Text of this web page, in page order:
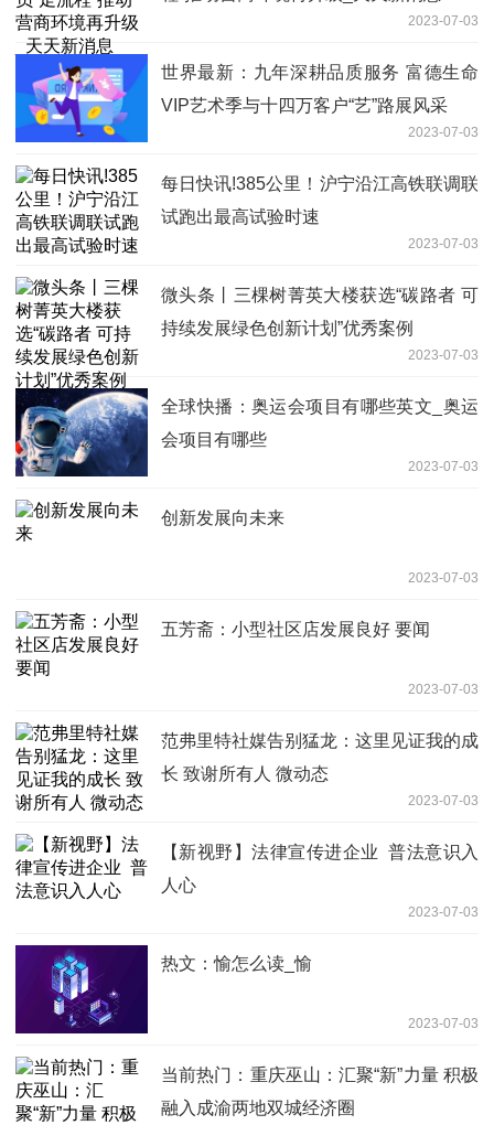
2023-07-03
世界最新：九年深耕品质服务 富德生命
VIP艺术季与十四万客户“艺”路展风采
2023-07-03
每日快讯!385公里！沪宁沿江高铁联调联
试跑出最高试验时速
2023-07-03
微头条丨三棵树菁英大楼获选“碳路者 可
持续发展绿色创新计划”优秀案例
2023-07-03
全球快播：奥运会项目有哪些英文_奥运
会项目有哪些
2023-07-03
创新发展向未来
2023-07-03
五芳斋：小型社区店发展良好 要闻
2023-07-03
范弗里特社媒告别猛龙：这里见证我的成
长 致谢所有人 微动态
2023-07-03
【新视野】法律宣传进企业 普法意识入
人心
2023-07-03
热文：愉怎么读_愉
2023-07-03
当前热门：重庆巫山：汇聚“新”力量 积极
融入成渝两地双城经济圈